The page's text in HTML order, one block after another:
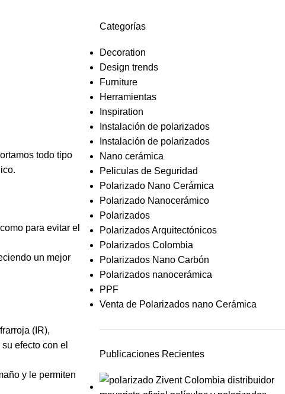
todo tipo
para evitar el
un mejor
(IR),
efecto con el
y le permiten
Categorías
Decoration
Design trends
Furniture
Herramientas
Inspiration
Instalación de polarizados
Instalación de polarizados
Nano cerámica
Peliculas de Seguridad
Polarizado Nano Cerámica
Polarizado Nanocerámico
Polarizados
Polarizados Arquitectónicos
Polarizados Colombia
Polarizados Nano Carbón
Polarizados nanocerámica
PPF
Venta de Polarizados nano Cerámica
Publicaciones Recientes